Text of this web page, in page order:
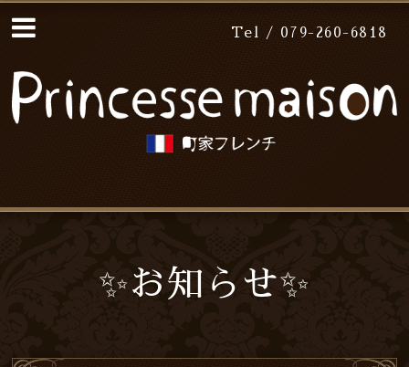
Tel / 079-260-6818
✨お知らせ✨